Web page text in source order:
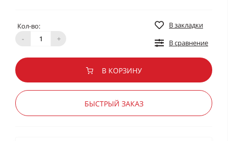
Кол-во:
-
+
В закладки
В сравнение
В КОРЗИНУ
БЫСТРЫЙ ЗАКАЗ